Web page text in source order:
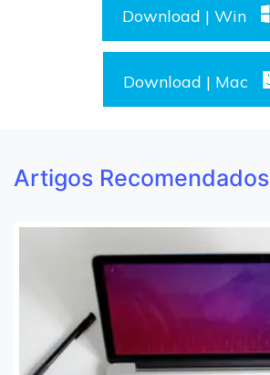
Download | Win
Download | Mac
Artigos Recomendados